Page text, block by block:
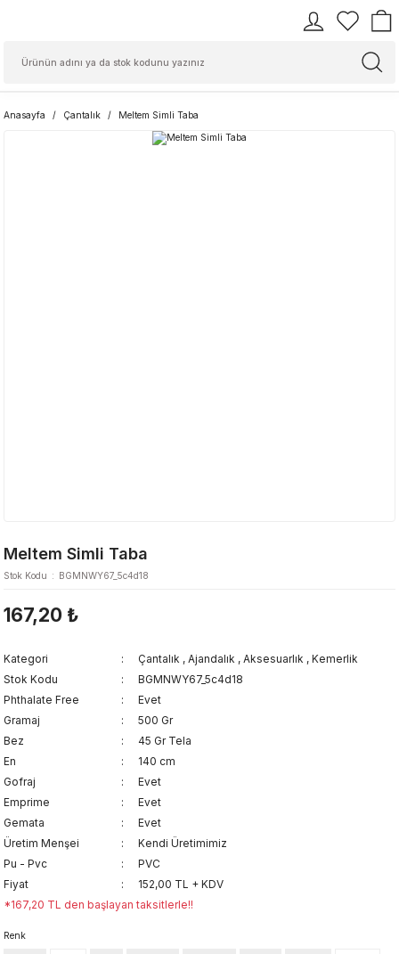
Anasayfa Çantalık Meltem Simli Taba
Meltem Simli Taba
Stok Kodu BGMNWY67_5c4d18
167,20 ₺
Kategori Çantalık , Ajandalık , Aksesuarlık , Kemerlik
Stok Kodu
BGMNWY67_5c4d18
Phthalate Free
Evet
Gramaj
500 Gr
Bez
45 Gr Tela
En
140 cm
Gofraj
Evet
Emprime
Evet
Gemata
Evet
Üretim Menşei
Kendi Üretimimiz
Pu - Pvc
PVC
Fiyat
152,00 TL + KDV
*167,20 TL den başlayan taksitlerle!!
Renk